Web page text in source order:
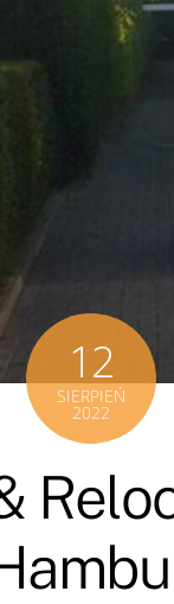
12
SIERPIEŃ
2022